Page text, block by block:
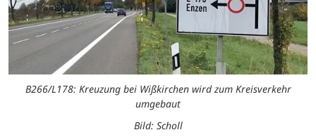
B266/L178: Kreuzung bei Wißkirchen wird zum Kreisverkehr
umgebaut
Bild: Scholl